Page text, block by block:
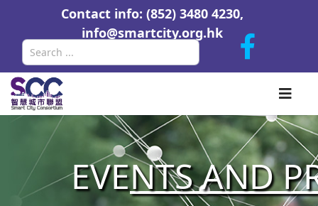
Contact info: (852) 3480 4230,
info@smartcity.org.hk
EVENTS AND